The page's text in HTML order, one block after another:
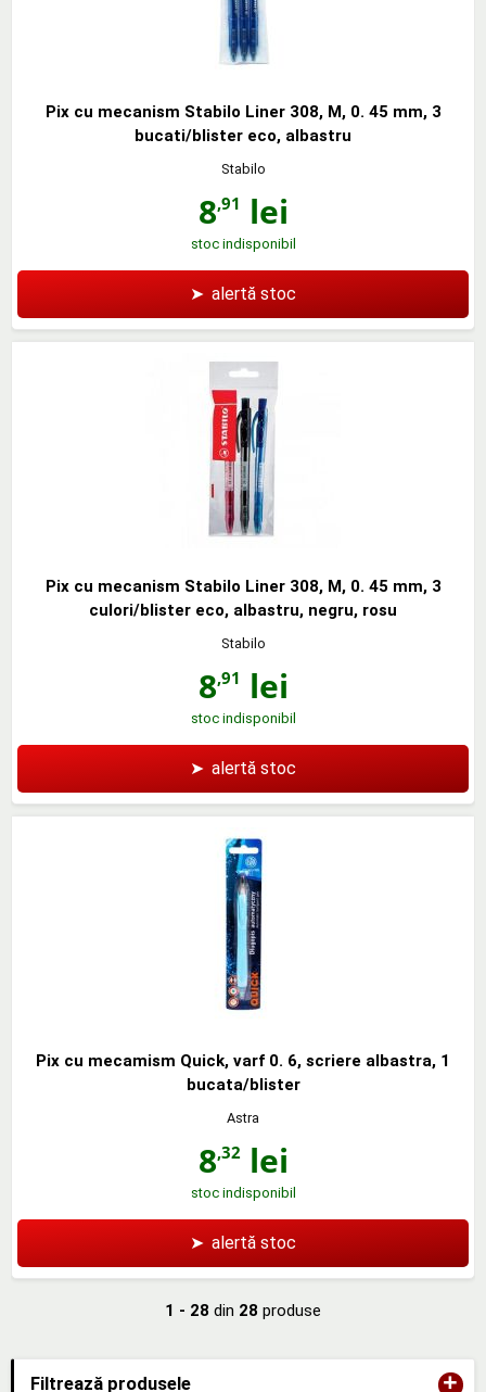
Filtrează produsele +
Pix cu mecanism Stabilo Liner 308, M, 0. 45 mm, 3
bucati/blister eco, albastru
Stabilo
8,91 lei
stoc indisponibil
➤ alertă stoc
Pix cu mecanism Stabilo Liner 308, M, 0. 45 mm, 3
culori/blister eco, albastru, negru, rosu
Stabilo
8,91 lei
stoc indisponibil
➤ alertă stoc
Pix cu mecamism Quick, varf 0. 6, scriere albastra, 1
bucata/blister
Astra
8,32lei
stoc indisponibil
➤ alertă stoc
1 - 28 din 28 produse